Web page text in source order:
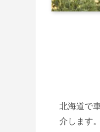
北海道で
介します。